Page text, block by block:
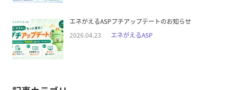
エネがえるASPプチアップデートのお知らせ
2026.04.23
エネがえるASP